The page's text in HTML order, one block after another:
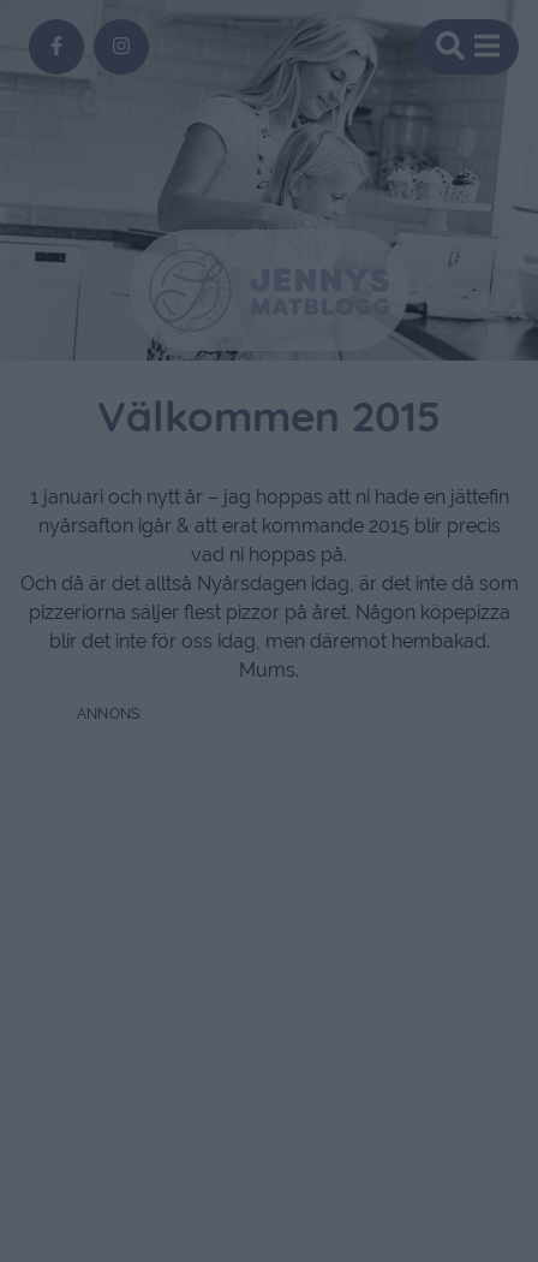
Välkommen 2015
1 januari och nytt år – jag hoppas att ni hade en jättefin
nyårsafton igår & att erat kommande 2015 blir precis
vad ni hoppas på.
Och då är det alltså Nyårsdagen idag, är det inte då som
pizzeriorna säljer flest pizzor på året. Någon köpepizza
blir det inte för oss idag, men däremot hembakad.
Mums.